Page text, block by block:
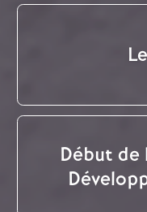
Début de